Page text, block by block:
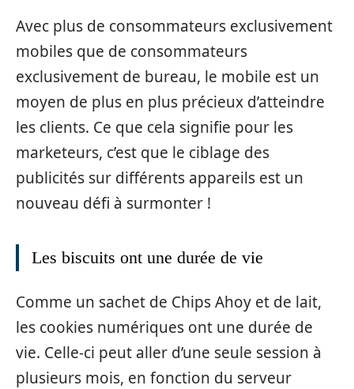
Avec plus de consommateurs exclusivement
mobiles que de consommateurs
exclusivement de bureau, le mobile est un
moyen de plus en plus précieux d’atteindre
les clients. Ce que cela signifie pour les
marketeurs, c’est que le ciblage des
publicités sur différents appareils est un
nouveau défi à surmonter !
Les biscuits ont une durée de vie
Comme un sachet de Chips Ahoy et de lait,
les cookies numériques ont une durée de
vie. Celle-ci peut aller d’une seule session à
plusieurs mois, en fonction du serveur